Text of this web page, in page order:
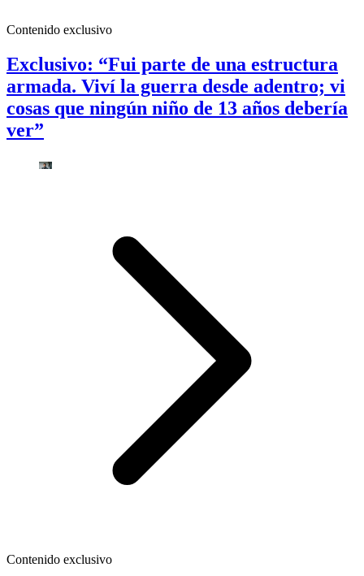
Contenido exclusivo
Exclusivo: “Fui parte de una estructura
armada. Viví la guerra desde adentro; vi
cosas que ningún niño de 13 años debería
ver”
Contenido exclusivo